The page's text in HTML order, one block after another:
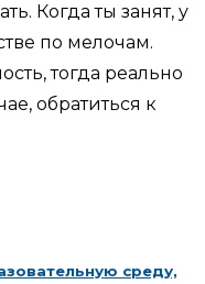
Когда ты занят, у
по мелочам.
тогда реально
обратиться к
среду,